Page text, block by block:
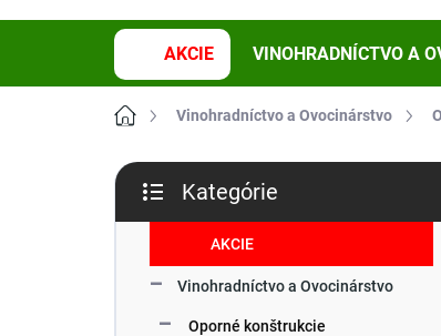
AKCIE VINOHRADNÍCTVO A
DomovVinohradníctvo a Ovocinárstvo
B
č
kategórie
Kategórie
AKCIE
Vinohradníctvo a Ovocinárstvo
Oporné konštrukcie